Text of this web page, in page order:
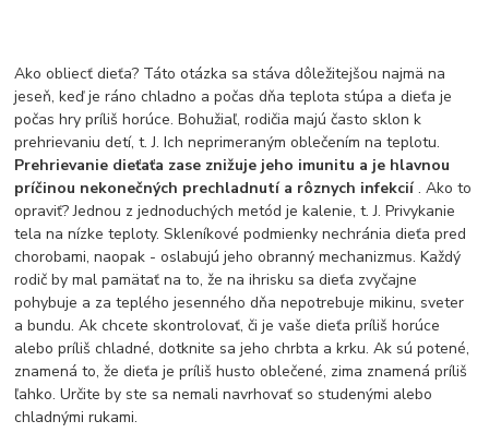
L.O.L. Surprise zvieratká
L.O.L. Surprise hračky
L.O.L. Surprise domčeky
L.O.L. Surprise postavičky
L.O.L. Surprise zberateľské figúrky
L.O.L. OMG L.O.L. OMG Bábiky
Ako obliecť dieťa? Táto otázka sa stáva dôležitejšou najmä na
jeseň, keď je ráno chladno a počas dňa teplota stúpa a dieťa je
počas hry príliš horúce. Bohužiaľ, rodičia majú často sklon k
prehrievaniu detí, t. J. Ich neprimeraným oblečením na teplotu.
Prehrievanie dieťaťa zase znižuje jeho imunitu a je hlavnou
príčinou nekonečných prechladnutí a rôznych infekcií. Ako to
opraviť? Jednou z jednoduchých metód je kalenie, t. J. Privykanie
tela na nízke teploty. Skleníkové podmienky nechránia dieťa pred
chorobami, naopak - oslabujú jeho obranný mechanizmus. Každý
rodič by mal pamätať na to, že na ihrisku sa dieťa zvyčajne
pohybuje a za teplého jesenného dňa nepotrebuje mikinu, sveter
a bundu. Ak chcete skontrolovať, či je vaše dieťa príliš horúce
alebo príliš chladné, dotknite sa jeho chrbta a krku. Ak sú potené,
znamená to, že dieťa je príliš husto oblečené, zima znamená príliš
ľahko. Určite by ste sa nemali navrhovať so studenými alebo
chladnými rukami.